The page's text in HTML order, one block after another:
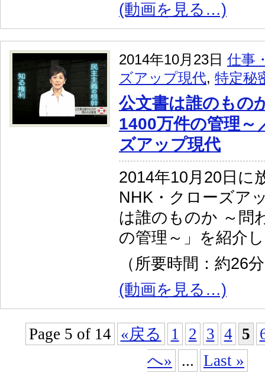
(動画を見る…)
2014年10月23日 仕事
ズアップ現代, 特定秘
公文書は誰のもの
1400万件の管理～
ズアップ現代
2014年10月20日に
NHK・クローズア
は誰のものか ～問
の管理～」を紹介
（所要時間：約26
(動画を見る…)
Page 5 of 14 «戻る 1 2 3 4 5
へ»
... Last »